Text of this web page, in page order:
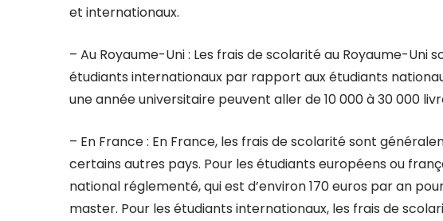
et internationaux.
– Au Royaume-Uni : Les frais de scolarité au Royaume-Uni
étudiants internationaux par rapport aux étudiants
une année universitaire peuvent aller de 10 000 à 30 000
– En France : En France, les frais de scolarité sont
certains autres pays. Pour les étudiants européens ou
national réglementé, qui est d’environ 170 euros par an
master. Pour les étudiants internationaux, les frais de